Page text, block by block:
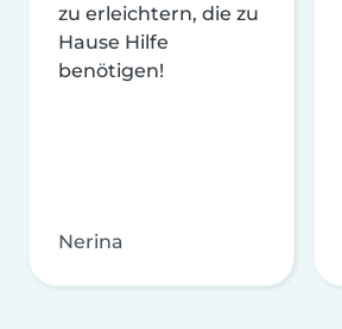
zu erleichtern, die zu
Hause Hilfe
benötigen!
Nerina